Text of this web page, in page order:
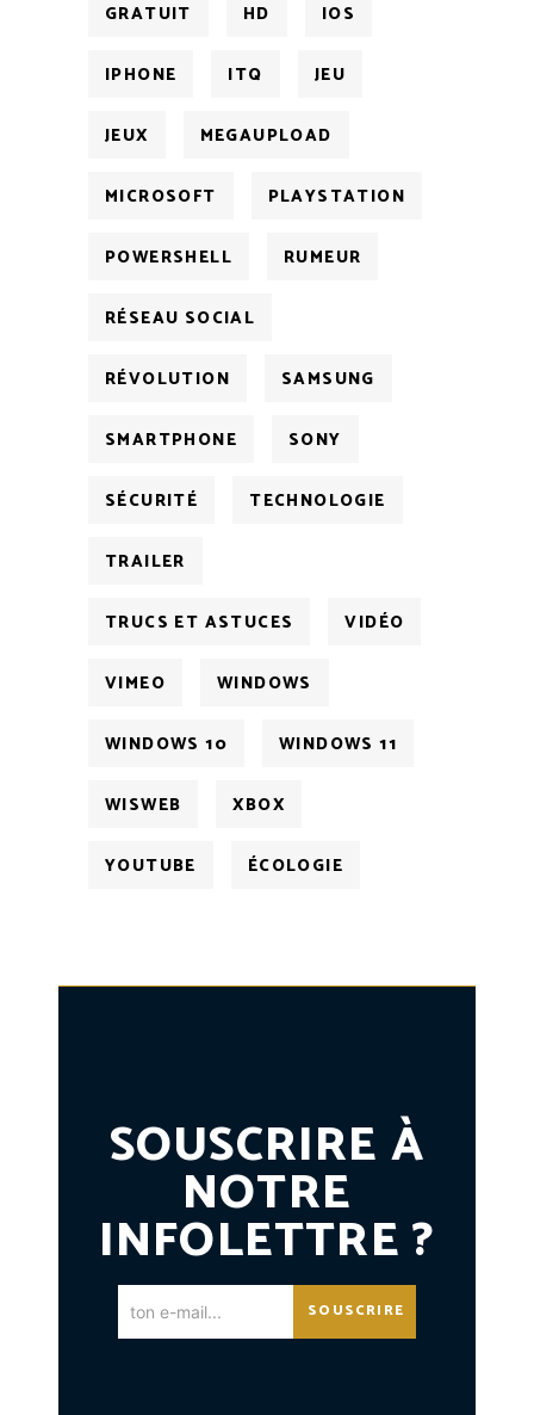
GRATUIT HD IOS
IPHONE ITQ JEU
JEUX MEGAUPLOAD
MICROSOFT PLAYSTATION
POWERSHELL RUMEUR
RÉSEAU SOCIAL
RÉVOLUTION SAMSUNG
SMARTPHONE SONY
SÉCURITÉ TECHNOLOGIE
TRAILER
TRUCS ET ASTUCES VIDÉO
VIMEO WINDOWS
WINDOWS 10 WINDOWS 11
WISWEB XBOX
YOUTUBE ÉCOLOGIE
SOUSCRIRE À
NOTRE
INFOLETTRE ?
SOUSCRIRE